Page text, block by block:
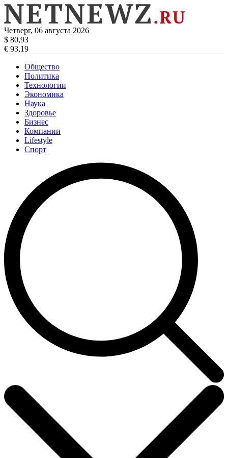
Четверг, 06 августа 2026
$ 80,93
€ 93,19
Общество
Политика
Технологии
Экономика
Наука
Здоровье
Бизнес
Компании
Lifestyle
Спорт